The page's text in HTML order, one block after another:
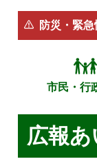
防災・緊急
市民・行
広報あ